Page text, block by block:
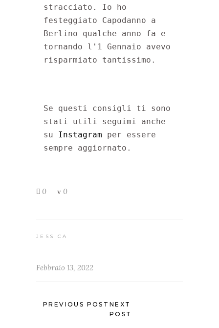
stracciato. Io ho
festeggiato Capodanno a
Berlino qualche anno fa e
tornando l'1 Gennaio avevo
risparmiato tantissimo.
Se questi consigli ti sono
stati utili seguimi anche
su Instagram per essere
sempre aggiornato.
0 0
JESSICA
Febbraio 13, 2022
PREVIOUS POST NEXT
POST